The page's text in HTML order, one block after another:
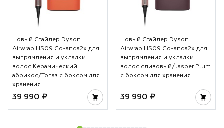
Новый Стайлер Dyson
Airwrap HS09 Co-anda2x для
выпрямления и укладки
волос Керамический
абрикос/Топаз с боксом для
хранения
39 990 ₽
Новый Стайлер Dyson
Airwrap HS09 Co-anda2x для
выпрямления и укладки
волос сливовый/Jasper Plum
с боксом для хранения
39 990 ₽